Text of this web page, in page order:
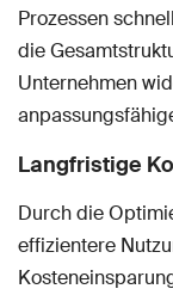
Prozessen
die
Unternehmen
Langfristige
Durch die
effizientere